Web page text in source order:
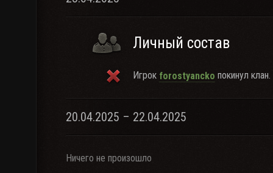
Личный состав
Игрок forostyancko покинул клан.
20.04.2025 – 22.04.2025
Ничего не произошло